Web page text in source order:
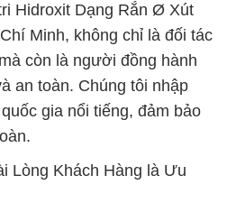
Hidroxit Dạng Rắn Ø Xút
Minh, không chỉ là đối tác
còn là người đồng hành
an toàn. Chúng tôi nhập
gia nổi tiếng, đảm bảo
Lòng Khách Hàng là Ưu